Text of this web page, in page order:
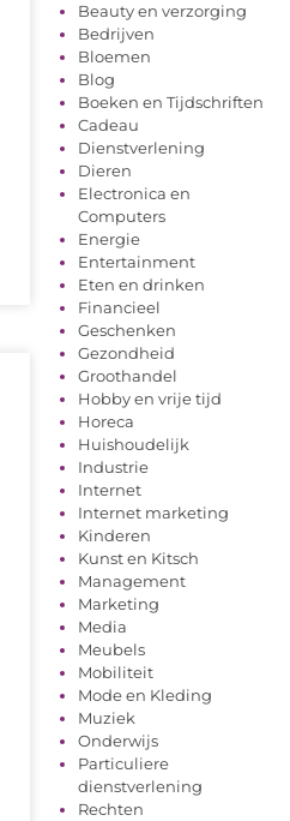
Beauty en verzorging
Bedrijven
Bloemen
Blog
Boeken en Tijdschriften
Cadeau
Dienstverlening
Dieren
Electronica en
Computers
Energie
Entertainment
Eten en drinken
Financieel
Geschenken
Gezondheid
Groothandel
Hobby en vrije tijd
Horeca
Huishoudelijk
Industrie
Internet
Internet marketing
Kinderen
Kunst en Kitsch
Management
Marketing
Media
Meubels
Mobiliteit
Mode en Kleding
Muziek
Onderwijs
Particuliere
dienstverlening
Rechten